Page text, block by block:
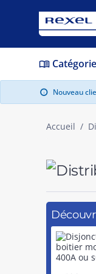
menu_book
info Nouveau
Accueil